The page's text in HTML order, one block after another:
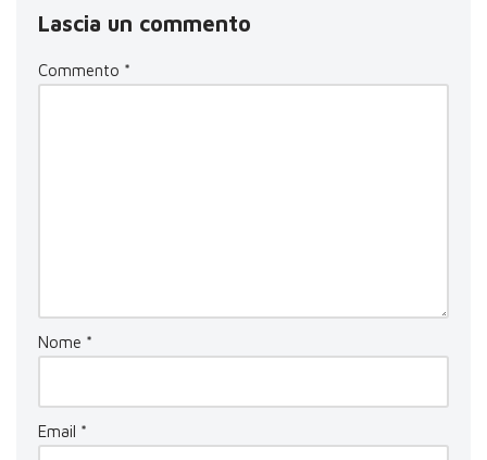
Lascia un commento
Commento *
Nome *
Email *